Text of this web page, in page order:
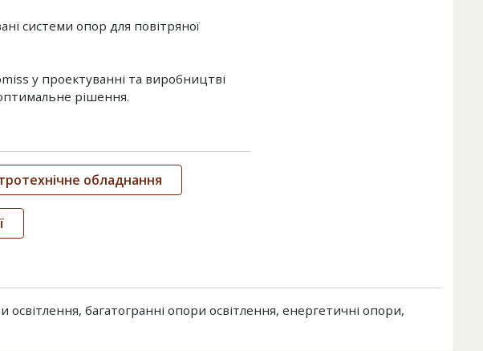
системи опор для повітряної
у проектуванні та виробництві
рішення.
обладнання
багатогранні опори освітлення, енергетичні опори,